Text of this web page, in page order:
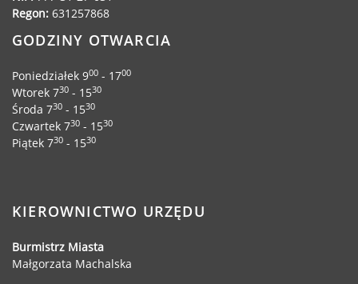
Regon: 631257868
GODZINY OTWARCIA
Poniedziałek 900 - 1700
Wtorek 730 - 1530
Środa 730 - 1530
Czwartek 730 - 1530
Piątek 730 - 1530
KIEROWNICTWO URZĘDU
Burmistrz Miasta
Małgorzata Machalska